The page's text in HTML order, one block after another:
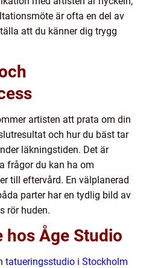
är ofta en del av
att du känner dig trygg
artisten att prata om din
och hur du bäst tar
läkningstiden. Det är
frågor du kan ha om
till eftervård. En välplanerad
parter har en tydlig bild av
rör huden.
hos Åge Studio
tatueringsstudio i Stockholm